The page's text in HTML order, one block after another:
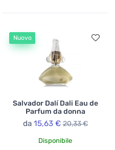
Nuovo
Salvador Dalí Dali Eau de
Parfum da donna
da 15,63 € 20,33 €
Disponibile